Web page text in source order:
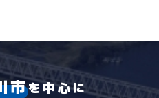
市を中心に